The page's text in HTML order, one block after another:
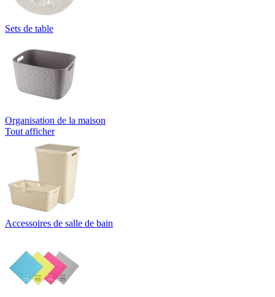
Sets de table
Organisation de la maison
Tout afficher
Accessoires de salle de bain